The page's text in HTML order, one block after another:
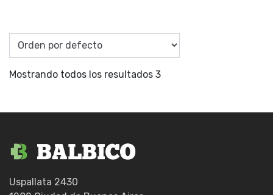
Mostrando todos los resultados 3
Uspallata 2430